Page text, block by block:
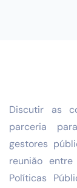
Discutir as
parceria
gestores
reunião
Políticas